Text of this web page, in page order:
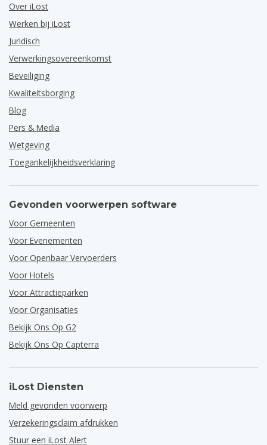
Over iLost
Werken bij iLost
Juridisch
Verwerkingsovereenkomst
Beveiliging
Kwaliteitsborging
Blog
Pers & Media
Wetgeving
Toegankelijkheidsverklaring
Gevonden voorwerpen software
Voor Gemeenten
Voor Evenementen
Voor Openbaar Vervoerders
Voor Hotels
Voor Attractieparken
Voor Organisaties
Bekijk Ons Op G2
Bekijk Ons Op Capterra
iLost Diensten
Meld gevonden voorwerp
Verzekeringsclaim afdrukken
Stuur een iLost Alert